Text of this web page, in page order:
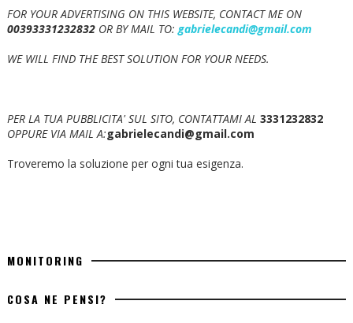
FOR YOUR ADVERTISING ON THIS WEBSITE, CONTACT ME ON
00393331232832OR BY MAIL TO:gabrielecandi@gmail.com
WE WILL FIND THE BEST SOLUTION FOR YOUR NEEDS.
PER LA TUA PUBBLICITA' SUL SITO, CONTATTAMI AL 3331232832
OPPURE VIA MAIL A:gabrielecandi@gmail.com
Troveremo la soluzione per ogni tua esigenza.
MONITORING
COSA NE PENSI?